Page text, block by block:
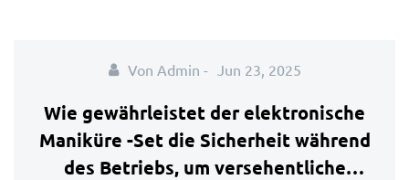
Von Admin - Jun 23, 2025
Wie gewährleistet der elektronische
Maniküre -Set die Sicherheit während
des Betriebs, um versehentliche